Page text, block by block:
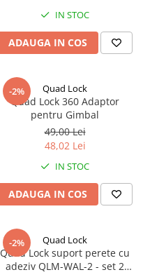
IN STOC
ADAUGA IN COS
-2% Quad Lock
Quad Lock 360 Adaptor
pentru Gimbal
49,00 Lei
48,02 Lei
IN STOC
ADAUGA IN COS
-2% Quad Lock
Quad Lock suport perete cu
adeziv QLM-WAL-2 - set 2